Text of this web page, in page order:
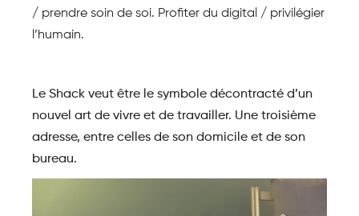
/ prendre soin de soi. Profiter du digital / privilégier
l’humain.
Le Shack veut être le symbole décontracté d’un
nouvel art de vivre et de travailler. Une troisième
adresse, entre celles de son domicile et de son
bureau.